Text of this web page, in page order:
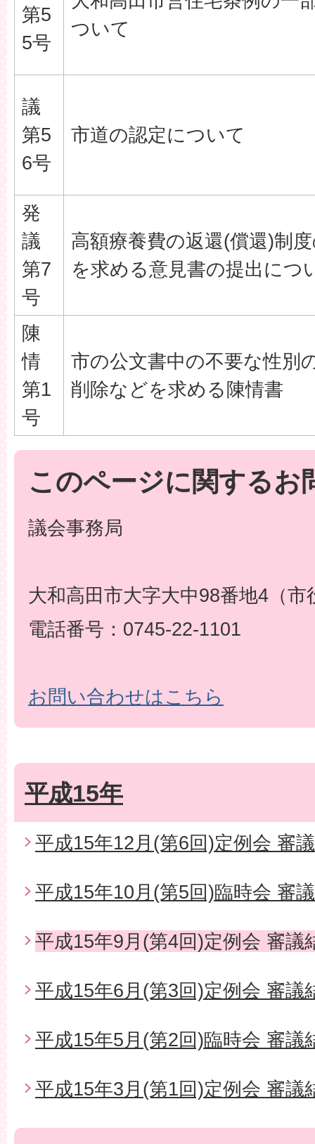
第5
5号
ついて
議
第5
6号
市道の認定について
発
議
第7
号
高額療養費の返還(償還)制
を求める意見書の提出につ
陳
情
第1
号
市の公文書中の不要な性別
削除などを求める陳情書
このページに関するお
議会事務局
大和高田市大字大中98番地4（市
電話番号：0745-22-1101
お問い合わせはこちら
平成15年
平成15年12月(第6回)定例会 審
平成15年10月(第5回)臨時会 審
平成15年9月(第4回)定例会 審議
平成15年6月(第3回)定例会 審議
平成15年5月(第2回)臨時会 審議
平成15年3月(第1回)定例会 審議